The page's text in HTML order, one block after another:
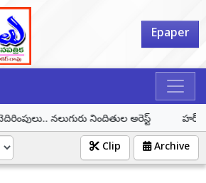
Epaper
నలుగురు నిందితుల అరెస్ట్ హర్ ఘర్
Archive
Clip